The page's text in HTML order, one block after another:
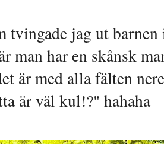
tvingade jag ut
man har en skånsk
är med alla fälten
är väl kul!?" hahaha